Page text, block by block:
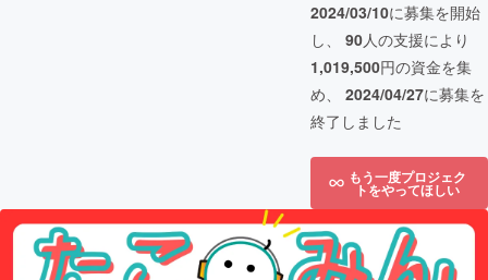
2024/03/10に募集を開始
し、 90人の支援により
1,019,500円の資金を集
め、 2024/04/27に募集を
終了しました
もう一度プロジェク
トをやってほしい